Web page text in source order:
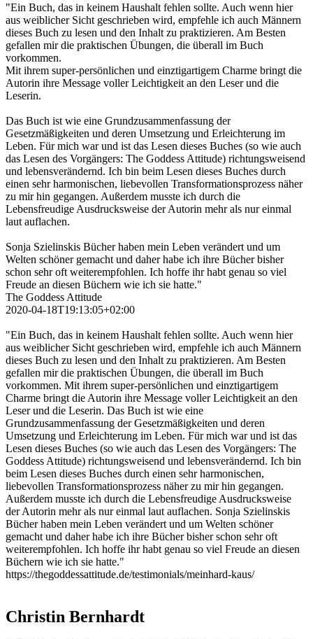
"Ein Buch, das in keinem Haushalt fehlen sollte. Auch wenn hier
aus weiblicher Sicht geschrieben wird, empfehle ich auch Männern
dieses Buch zu lesen und den Inhalt zu praktizieren. Am Besten
gefallen mir die praktischen Übungen, die überall im Buch
vorkommen.
Mit ihrem super-persönlichen und einztigartigem Charme bringt die
Autorin ihre Message voller Leichtigkeit an den Leser und die
Leserin.
Das Buch ist wie eine Grundzusammenfassung der
Gesetzmäßigkeiten und deren Umsetzung und Erleichterung im
Leben. Für mich war und ist das Lesen dieses Buches (so wie auch
das Lesen des Vorgängers: The Goddess Attitude) richtungsweisend
und lebensverändernd. Ich bin beim Lesen dieses Buches durch
einen sehr harmonischen, liebevollen Transformationsprozess näher
zu mir hin gegangen. Außerdem musste ich durch die
Lebensfreudige Ausdrucksweise der Autorin mehr als nur einmal
laut auflachen.
Sonja Szielinskis Bücher haben mein Leben verändert und um
Welten schöner gemacht und daher habe ich ihre Bücher bisher
schon sehr oft weiterempfohlen. Ich hoffe ihr habt genau so viel
Freude an diesen Büchern wie ich sie hatte."
The Goddess Attitude
2020-04-18T19:13:05+02:00
"Ein Buch, das in keinem Haushalt fehlen sollte. Auch wenn hier
aus weiblicher Sicht geschrieben wird, empfehle ich auch Männern
dieses Buch zu lesen und den Inhalt zu praktizieren. Am Besten
gefallen mir die praktischen Übungen, die überall im Buch
vorkommen. Mit ihrem super-persönlichen und einztigartigem
Charme bringt die Autorin ihre Message voller Leichtigkeit an den
Leser und die Leserin. Das Buch ist wie eine
Grundzusammenfassung der Gesetzmäßigkeiten und deren
Umsetzung und Erleichterung im Leben. Für mich war und ist das
Lesen dieses Buches (so wie auch das Lesen des Vorgängers: The
Goddess Attitude) richtungsweisend und lebensverändernd. Ich bin
beim Lesen dieses Buches durch einen sehr harmonischen,
liebevollen Transformationsprozess näher zu mir hin gegangen.
Außerdem musste ich durch die Lebensfreudige Ausdrucksweise
der Autorin mehr als nur einmal laut auflachen. Sonja Szielinskis
Bücher haben mein Leben verändert und um Welten schöner
gemacht und daher habe ich ihre Bücher bisher schon sehr oft
weiterempfohlen. Ich hoffe ihr habt genau so viel Freude an diesen
Büchern wie ich sie hatte."
https://thegoddessattitude.de/testimonials/meinhard-kaus/
Christin Bernhardt